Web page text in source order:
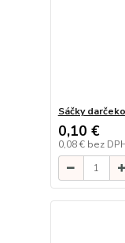
Sáčky
0,10 €
0,08 € bez